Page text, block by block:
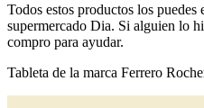
Todos estos productos los
supermercado Dia. Si alguien lo
compro para ayudar.
Tableta de la marca Ferrero